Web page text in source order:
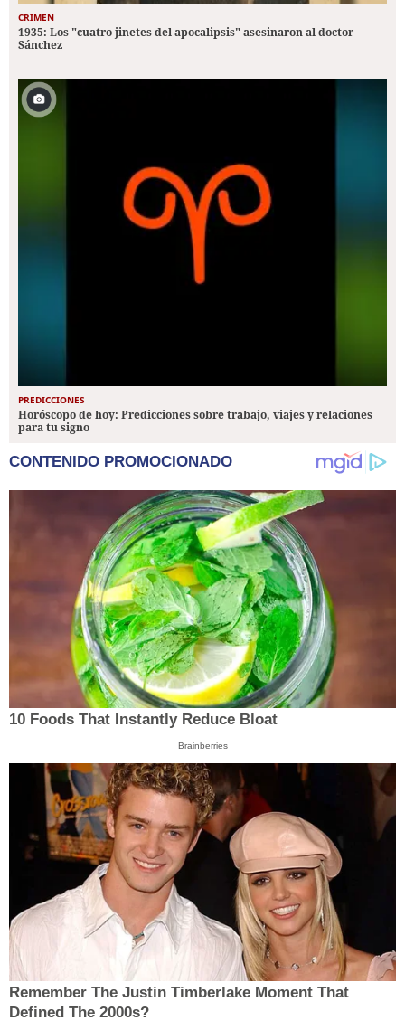
CRIMEN
1935: Los "cuatro jinetes del apocalipsis" asesinaron al doctor
Sánchez
PREDICCIONES
Horóscopo de hoy: Predicciones sobre trabajo, viajes y relaciones
para tu signo
CONTENIDO PROMOCIONADO
10 Foods That Instantly Reduce Bloat
Brainberries
Remember The Justin Timberlake Moment That
Defined The 2000s?